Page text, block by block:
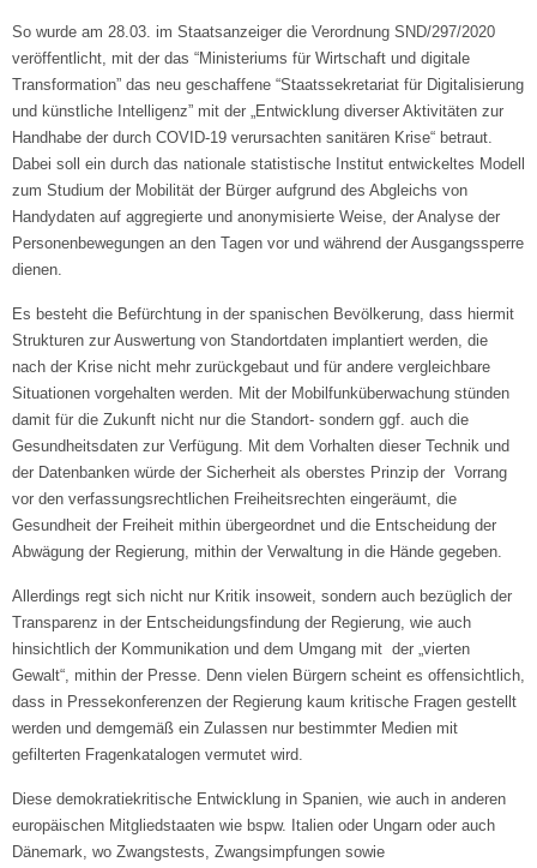
So wurde am 28.03. im Staatsanzeiger die Verordnung SND/297/2020
veröffentlicht, mit der das “Ministeriums für Wirtschaft und digitale
Transformation” das neu geschaffene “Staatssekretariat für Digitalisierung
und künstliche Intelligenz” mit der „Entwicklung diverser Aktivitäten zur
Handhabe der durch COVID-19 verursachten sanitären Krise“ betraut.
Dabei soll ein durch das nationale statistische Institut entwickeltes Modell
zum Studium der Mobilität der Bürger aufgrund des Abgleichs von
Handydaten auf aggregierte und anonymisierte Weise, der Analyse der
Personenbewegungen an den Tagen vor und während der Ausgangssperre
dienen.
Es besteht die Befürchtung in der spanischen Bevölkerung, dass hiermit
Strukturen zur Auswertung von Standortdaten implantiert werden, die
nach der Krise nicht mehr zurückgebaut und für andere vergleichbare
Situationen vorgehalten werden. Mit der Mobilfunküberwachung stünden
damit für die Zukunft nicht nur die Standort- sondern ggf. auch die
Gesundheitsdaten zur Verfügung. Mit dem Vorhalten dieser Technik und
der Datenbanken würde der Sicherheit als oberstes Prinzip der Vorrang
vor den verfassungsrechtlichen Freiheitsrechten eingeräumt, die
Gesundheit der Freiheit mithin übergeordnet und die Entscheidung der
Abwägung der Regierung, mithin der Verwaltung in die Hände gegeben.
Allerdings regt sich nicht nur Kritik insoweit, sondern auch bezüglich der
Transparenz in der Entscheidungsfindung der Regierung, wie auch
hinsichtlich der Kommunikation und dem Umgang mit der „vierten
Gewalt“, mithin der Presse. Denn vielen Bürgern scheint es offensichtlich,
dass in Pressekonferenzen der Regierung kaum kritische Fragen gestellt
werden und demgemäß ein Zulassen nur bestimmter Medien mit
gefilterten Fragenkatalogen vermutet wird.
Diese demokratiekritische Entwicklung in Spanien, wie auch in anderen
europäischen Mitgliedstaaten wie bspw. Italien oder Ungarn oder auch
Dänemark, wo Zwangstests, Zwangsimpfungen sowie